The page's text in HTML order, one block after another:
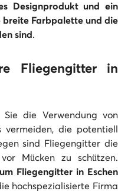
Designprodukt und ein
Farbpalette und die
sind.
Fliegengitter in
die Verwendung von
vermeiden, die potentiell
sind Fliegengitter die
Mücken zu schützen.
Fliegengitter in Eschen
hochspezialisierte Firma